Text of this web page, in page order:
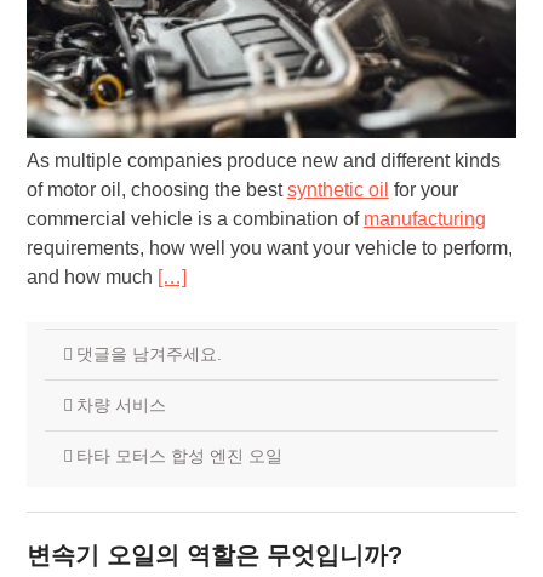
As multiple companies produce new and different kinds
of motor oil, choosing the bestsynthetic oil for your
commercial vehicle is a combination of manufacturing
requirements, how well you want your vehicle to perform,
and how much […]
댓글을 남겨주세요.
차량 서비스
타타 모터스 합성 엔진 오일
변속기 오일의 역할은 무엇입니까?